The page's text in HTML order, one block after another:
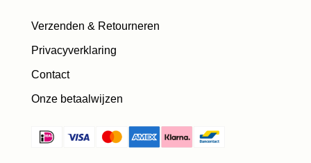
Verzenden & Retourneren
Privacyverklaring
Contact
Onze betaalwijzen